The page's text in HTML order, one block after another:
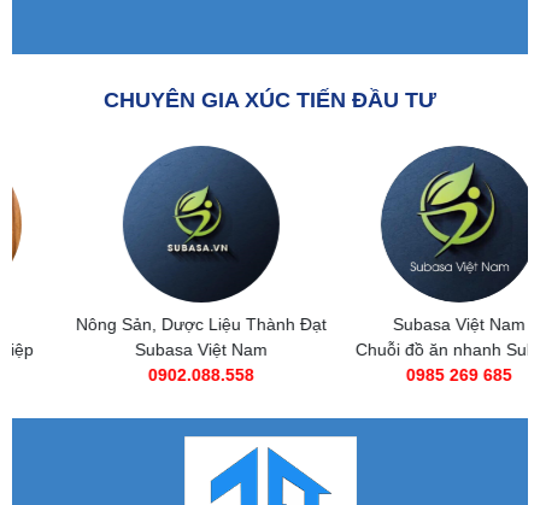
CHUYÊN GIA XÚC TIẾN ĐẦU TƯ
Nông Sản, Dược Liệu Thành Đạt
Subasa Việt Nam
0902.088.558
Subasa Việt Nam
Chuỗi đồ ăn nhanh Subasa
0985 269 685